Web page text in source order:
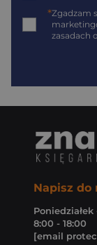
*Zgadzam
zasadach
Napisz do
8:00 - 18:00
[email